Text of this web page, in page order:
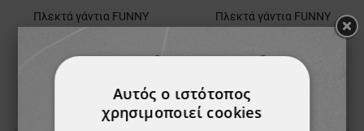
Πλεκτά γάντια FUNNY
VIOLET
1,18 €
Πλεκτά γάντια FUNNY
NAVY
1,05 €
Αυτός ο ιστότοπος
χρησιμοποιεί cookies